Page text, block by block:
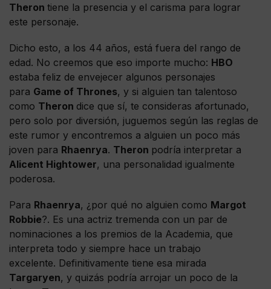
Theron tiene la presencia y el carisma para lograr
este personaje.
Dicho esto, a los 44 años, está fuera del rango de
edad. No creemos que eso importe mucho: HBO
estaba feliz de envejecer algunos personajes
para Game of Thrones, y si alguien tan talentoso
como Theron dice que sí, te consideras afortunado,
pero solo por diversión, juguemos según las reglas de
este rumor y encontremos a alguien un poco más
joven para Rhaenrya. Theron podría interpretar a
Alicent Hightower, una personalidad igualmente
poderosa.
Para Rhaenrya, ¿por qué no alguien como Margot
Robbie?. Es una actriz tremenda con un par de
nominaciones a los premios de la Academia, que
interpreta todo y siempre hace un trabajo
excelente. Definitivamente tiene esa mirada
Targaryen, y quizás podría arrojar un poco de la